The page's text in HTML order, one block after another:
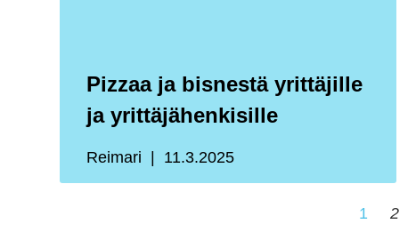
Pizzaa ja bisnestä yrittäjille
ja yrittäjähenkisille
Reimari 11.3.2025
1 2